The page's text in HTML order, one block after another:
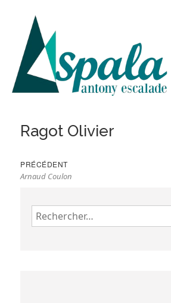
content
Ragot Olivier
Navigation
de
PRÉCÉDENTPrevious
post:
Arnaud Coulon
Rechercher :